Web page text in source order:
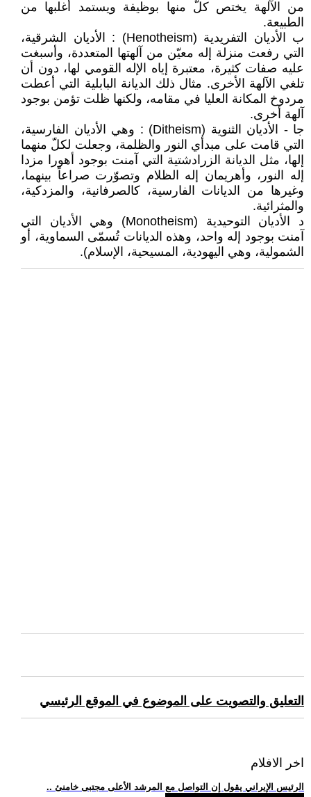
من الآلهة يختص كلّ منها بوظيفة ويستمد أغلبها من
الطبيعة.
ب الأديان التفريدية (Henotheism) : الأديان الشرقية،
التي رفعت منزلة إله معيّن من آلهتها المتعددة، وأسبغت
عليه صفات كثيرة، معتبرة إياه الإله القومي لها، دون أن
تلغي الآلهة الأخرى. مثال ذلك الديانة البابلية التي أعطت
مردوخ المكانة العليا في مقامه، ولكنها ظلت تؤمن بوجود
آلهة أخرى.
جا - الأديان الثنوية (Ditheism) : وهي الأديان الفارسية،
التي قامت على مبدأي النور والظلمة، وجعلت لكلّ منهما
إلها، مثل الديانة الزرادشتية التي آمنت بوجود أهورا مزدا
إله النور، وأهريمان إله الظلام وتصوّرت صراعاً بينهما،
وغيرها من الديانات الفارسية، كالصرفانية، والمزدكية،
والمثرائية.
د الأديان التوحيدية (Monotheism) وهي الأديان التي
آمنت بوجود إله واحد، وهذه الديانات تُسمّى السماوية، أو
الشمولية، وهي اليهودية، المسيحية، الإسلام).
التعليق والتصويت على الموضوع في الموقع الرئيسي
اخر الافلام
.. الرئيس الإيراني يقول إن التواصل مع المرشد الأعلى مجتبى خامنئ